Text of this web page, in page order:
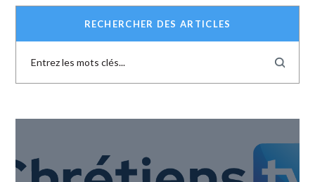
RECHERCHER DES ARTICLES